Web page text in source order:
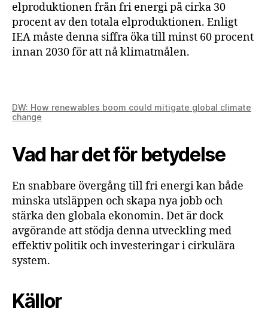
elproduktionen från fri energi på cirka 30
procent av den totala elproduktionen. Enligt
IEA måste denna siffra öka till minst 60 procent
innan 2030 för att nå klimatmålen.
DW: How renewables boom could mitigate global climate
change
Vad har det för betydelse
En snabbare övergång till fri energi kan både
minska utsläppen och skapa nya jobb och
stärka den globala ekonomin. Det är dock
avgörande att stödja denna utveckling med
effektiv politik och investeringar i cirkulära
system.
Källor